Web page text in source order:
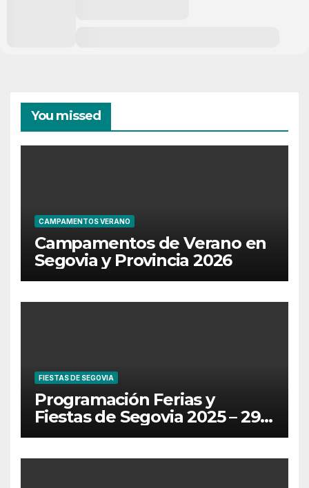
You missed
CAMPAMENTOS VERANO
Campamentos de Verano en
Segovia y Provincia 2026
FIESTAS DE SEGOVIA
Programación Ferias y
Fiestas de Segovia 2025 – 29
de Junio